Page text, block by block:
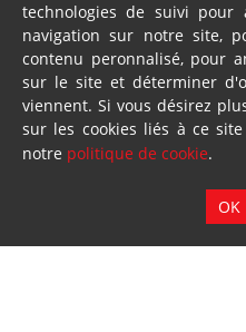
2
Ath
2
technologies de suivi pour
navigation sur notre site,
contenu peronnalisé, pour
sur le site et déterminer
viennent. Si vous désirez
sur les cookies liés à ce
notre politique de cookie.
OK